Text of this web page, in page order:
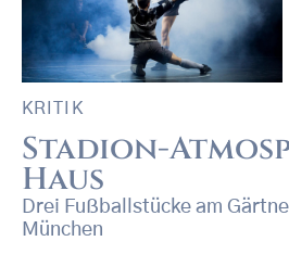
KRITIK
Stadion-
Haus
Drei Fußballstücke am
München